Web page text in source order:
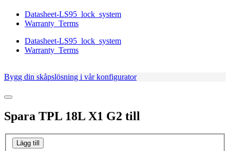
Datasheet-LS95_lock_system
Warranty_Terms
Datasheet-LS95_lock_system
Warranty_Terms
Bygg din skåpslösning i vår konfigurator
Spara TPL 18L X1 G2 till
Lägg till